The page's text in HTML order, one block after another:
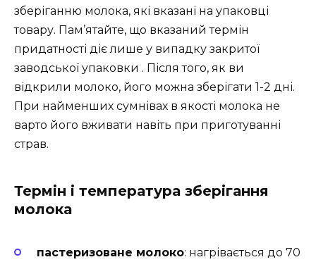
зберіганню молока, які вказані на упаковці
товару. Пам’ятайте, що вказаний термін
придатності діє лише у випадку закритої
заводської упаковки . Після того, як ви
відкрили молоко, його можна зберігати 1-2 дні.
При найменших сумнівах в якості молока не
варто його вживати навіть при приготуванні
страв.
Термін і температура зберігання
молока
пастеризоване молоко: нагрівається до 70